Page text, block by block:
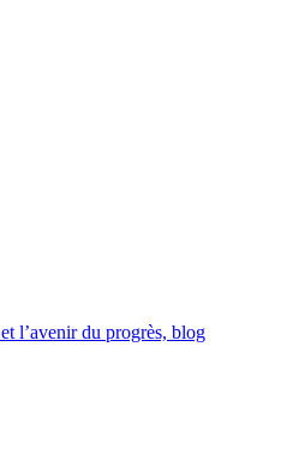
l’avenir du progrès, blog